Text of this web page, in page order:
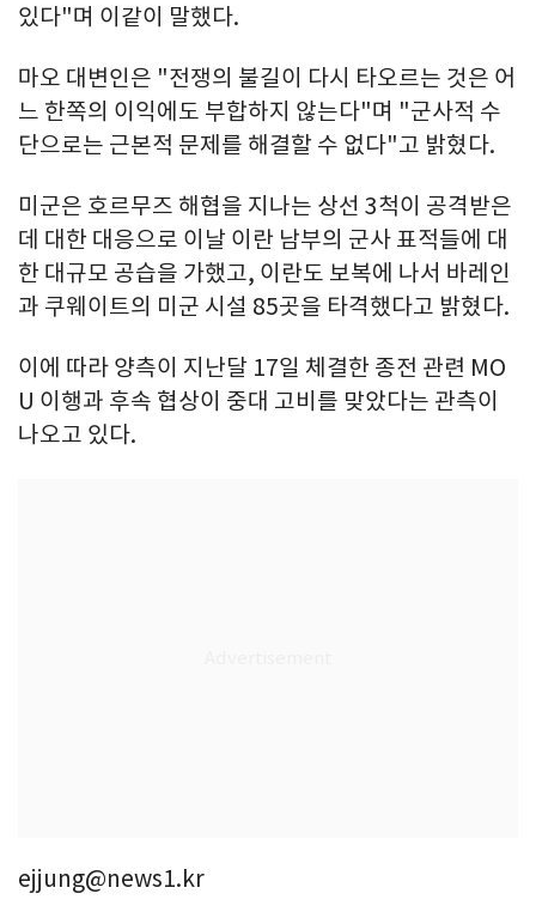
있다"며 이같이 말했다.
마오 대변인은 "전쟁의 불길이 다시 타오르는 것은 어
느 한쪽의 이익에도 부합하지 않는다"며 "군사적 수
단으로는 근본적 문제를 해결할 수 없다"고 밝혔다.
미군은 호르무즈 해협을 지나는 상선 3척이 공격받은
데 대한 대응으로 이날 이란 남부의 군사 표적들에 대
한 대규모 공습을 가했고, 이란도 보복에 나서 바레인
과 쿠웨이트의 미군 시설 85곳을 타격했다고 밝혔다.
이에 따라 양측이 지난달 17일 체결한 종전 관련 MO
U 이행과 후속 협상이 중대 고비를 맞았다는 관측이
나오고 있다.
ejjung@news1.kr